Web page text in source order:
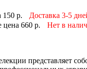
150 р.
Доставка 3-5
660 р.
Нет в
представляет